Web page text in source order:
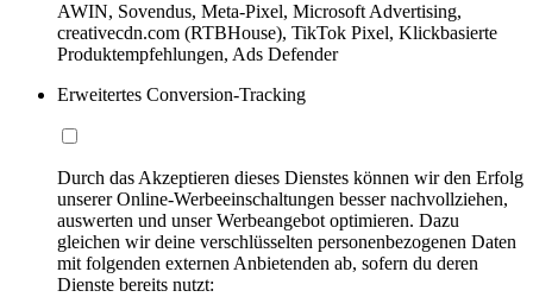
AWIN, Sovendus, Meta-Pixel, Microsoft Advertising,
creativecdn.com (RTBHouse), TikTok Pixel, Klickbasierte
Produktempfehlungen, Ads Defender
Erweitertes Conversion-Tracking
Durch das Akzeptieren dieses Dienstes können wir den Erfolg
unserer Online-Werbeeinschaltungen besser nachvollziehen,
auswerten und unser Werbeangebot optimieren. Dazu
gleichen wir deine verschlüsselten personenbezogenen Daten
mit folgenden externen Anbietenden ab, sofern du deren
Dienste bereits nutzt: